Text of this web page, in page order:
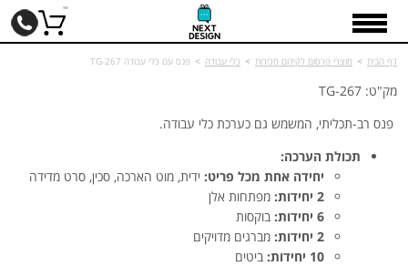
דף הבית > מוצרי פרסום לקידום מכירות > כלי עבודה > פנס עם כלי עבודה TG-267
מק"ט: TG-267
פנס רב-תכליתי, המשמש גם כערכת כלי עבודה.
תכולת הערכה:
יחידה אחת מכל פריט: ידית, מוט הארכה, סכין, סרט מדידה
2 יחידות:
מפתחות אלן
6 יחידות:
בוקסות
2 יחידות:
מברגים מדויקים
10 יחידות:
ביטים